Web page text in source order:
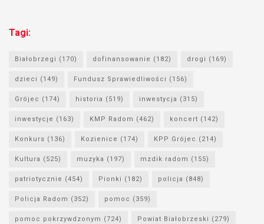
Tagi:
Białobrzegi (170) dofinansowanie (182) drogi (169)
dzieci (149) Fundusz Sprawiedliwości (156)
Grójec (174) historia (519) inwestycja (315)
inwestycje (163) KMP Radom (462) koncert (142)
Konkurs (136) Kozienice (174) KPP Grójec (214)
Kultura (525) muzyka (197) mzdik radom (155)
patriotycznie (454) Pionki (182) policja (848)
Policja Radom (352) pomoc (359)
pomoc pokrzywdzonym (724) Powiat Białobrzeski (279)